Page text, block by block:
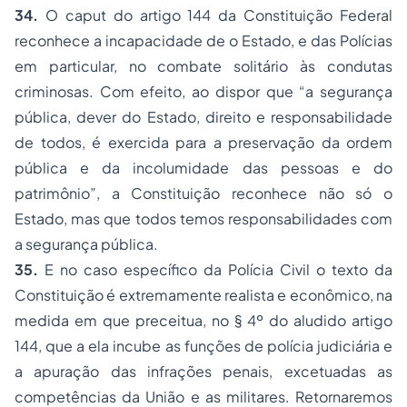
34. O caput do artigo 144 da Constituição Federal
reconhece a incapacidade de o Estado, e das Polícias
em particular, no combate solitário às condutas
criminosas. Com efeito, ao dispor que “a segurança
pública, dever do Estado, direito e responsabilidade
de todos, é exercida para a preservação da ordem
pública e da incolumidade das pessoas e do
patrimônio”, a Constituição reconhece não só o
Estado, mas que todos temos responsabilidades com
a segurança pública.
35. E no caso específico da Polícia Civil o texto da
Constituição é extremamente realista e econômico, na
medida em que preceitua, no § 4º do aludido artigo
144, que a ela incube as funções de polícia judiciária e
a apuração das infrações penais, excetuadas as
competências da União e as militares. Retornaremos